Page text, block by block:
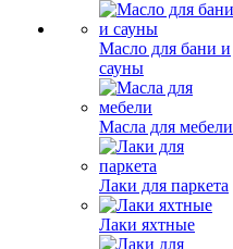
Масло для бани и
сауны
Масла для мебели
Лаки для паркета
Лаки яхтные